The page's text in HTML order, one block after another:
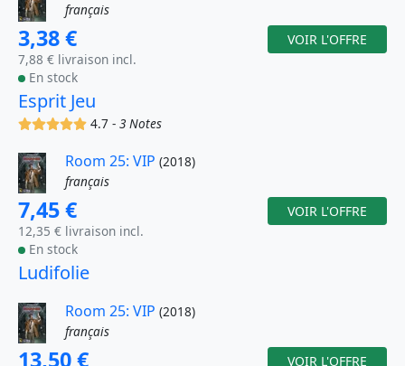
français
3,38 €
7,88 € livraison incl.
En stock
VOIR L'OFFRE
Esprit Jeu
(x)(x)(x)(x)(x)4.7 -3 Notes
Room 25: VIP (2018)
français
7,45 €
12,35 € livraison incl.
En stock
VOIR L'OFFRE
Ludifolie
Room 25: VIP (2018)
français
13,50 € VOIR L'OFFRE